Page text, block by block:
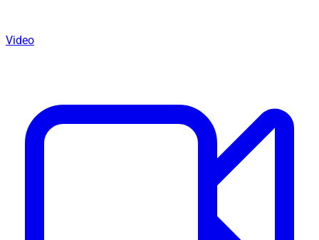
Video